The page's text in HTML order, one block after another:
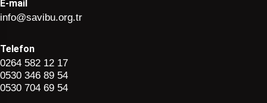
E-mail
info@savibu.org.tr
Telefon
0264 582 12 17
0530 346 89 54
0530 704 69 54